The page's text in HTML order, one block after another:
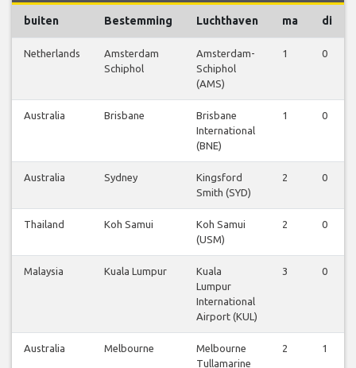
buiten Bestemming Luchthaven ma di
Netherlands
Amsterdam
Schiphol
Amsterdam-
Schiphol
(AMS)
1 0
Australia Brisbane
Brisbane
International
(BNE)
1 0
Australia Sydney
Kingsford
Smith (SYD)
2 0
Thailand Koh Samui
Koh Samui
(USM)
2 0
Malaysia Kuala Lumpur
Kuala
Lumpur
International
Airport (KUL)
3 0
Australia Melbourne
Melbourne
Tullamarine
2 1